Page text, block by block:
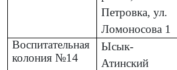
Петровка, ул.
Ломоносова 1
Воспитательная
колония №14
Ысык-
Атинский